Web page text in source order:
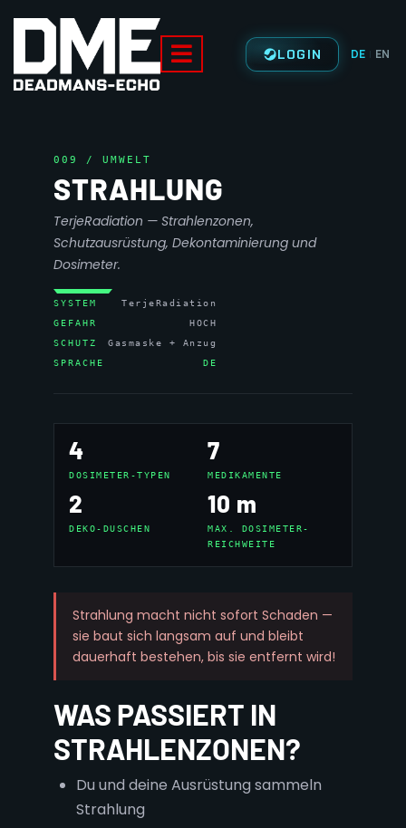
LOGIN DE | EN
009 / UMWELT
STRAHLUNG
TerjeRadiation — Strahlenzonen,
Schutzausrüstung, Dekontaminierung und
Dosimeter.
SYSTEM
TerjeRadiation
GEFAHR
HOCH
SCHUTZ
Gasmaske + Anzug
SPRACHE
DE
4
DOSIMETER-TYPEN
7
MEDIKAMENTE
2
DEKO-DUSCHEN
10 m
MAX. DOSIMETER-
REICHWEITE
Strahlung macht nicht sofort Schaden —
sie baut sich langsam auf und bleibt
dauerhaft bestehen, bis sie entfernt wird!
WAS PASSIERT IN
STRAHLENZONEN?
Du und deine Ausrüstung sammeln
Strahlung